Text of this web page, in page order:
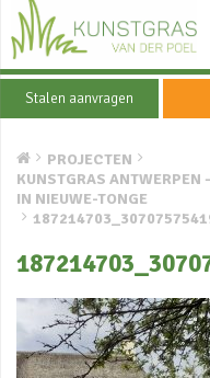
Stalen aanvragen
PROJECTEN
KUNSTGRAS ANTWERPEN
IN NIEUWE-TONGE